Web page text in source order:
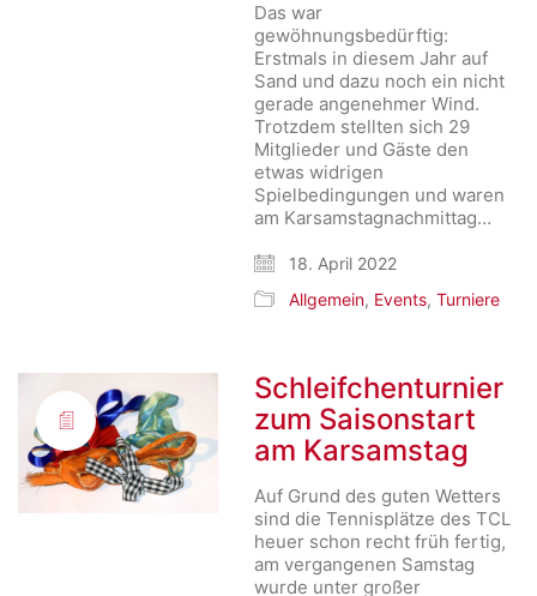
Das war
gewöhnungsbedürftig:
Erstmals in diesem Jahr auf
Sand und dazu noch ein nicht
gerade angenehmer Wind.
Trotzdem stellten sich 29
Mitglieder und Gäste den
etwas widrigen
Spielbedingungen und waren
am Karsamstagnachmittag…
18. April 2022
Allgemein, Events,Turniere
Schleifchenturnier
zum Saisonstart
am Karsamstag
Auf Grund des guten Wetters
sind die Tennisplätze des TCL
heuer schon recht früh fertig,
am vergangenen Samstag
wurde unter großer